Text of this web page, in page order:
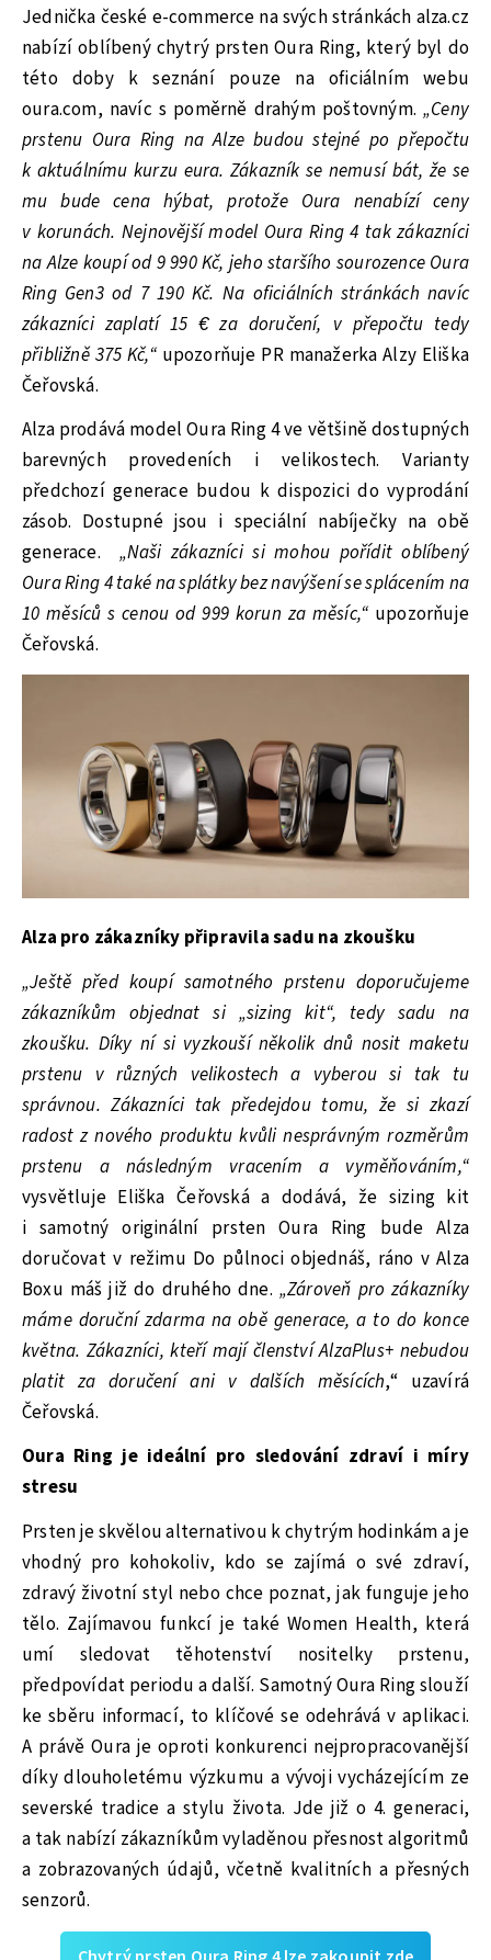
Jednička české e-commerce na svých stránkách alza.cz
nabízí oblíbený chytrý prsten Oura Ring, který byl do
této doby k seznání pouze na oficiálním webu
oura.com, navíc s poměrně drahým poštovným. „Ceny
prstenu Oura Ring na Alze budou stejné po přepočtu
k aktuálnímu kurzu eura. Zákazník se nemusí bát, že se
mu bude cena hýbat, protože Oura nenabízí ceny
v korunách. Nejnovější model Oura Ring 4 tak zákazníci
na Alze koupí od 9 990 Kč, jeho staršího sourozence Oura
Ring Gen3 od 7 190 Kč. Na oficiálních stránkách navíc
zákazníci zaplatí 15 € za doručení, v přepočtu tedy
přibližně 375 Kč,“upozorňuje PR manažerka Alzy Eliška
Čeřovská.
Alza prodává model Oura Ring 4 ve většině dostupných
barevných provedeních i velikostech. Varianty
předchozí generace budou k dispozici do vyprodání
zásob. Dostupné jsou i speciální nabíječky na obě
generace.
„Naši zákazníci si mohou pořídit oblíbený
Oura Ring 4 také na splátky bez navýšení se splácením na
10 měsíců s cenou od 999 korun za měsíc,“ upozorňuje
Čeřovská.
Alza pro zákazníky připravila sadu na zkoušku
„Ještě před koupí samotného prstenu doporučujeme
zákazníkům objednat si „sizing kit“, tedy sadu na
zkoušku. Díky ní si vyzkouší několik dnů nosit maketu
prstenu v různých velikostech a vyberou si tak tu
správnou. Zákazníci tak předejdou tomu, že si zkazí
radost z nového produktu kvůli nesprávným rozměrům
prstenu a následným vracením a vyměňováním,“
vysvětluje Eliška Čeřovská a dodává, že sizing kit
i samotný originální prsten Oura Ring bude Alza
doručovat v režimu Do půlnoci objednáš, ráno v Alza
Boxu máš již do druhého dne. „Zároveň pro zákazníky
máme doruční zdarma na obě generace, a to do konce
května. Zákazníci, kteří mají členství AlzaPlus+ nebudou
platit za doručení ani v dalších měsících,“ uzavírá
Čeřovská.
Oura Ring je ideální pro sledování zdraví i míry
stresu
Prsten je skvělou alternativou k chytrým hodinkám a je
vhodný pro kohokoliv, kdo se zajímá o své zdraví,
zdravý životní styl nebo chce poznat, jak funguje jeho
tělo. Zajímavou funkcí je také Women Health, která
umí sledovat těhotenství nositelky prstenu,
předpovídat periodu a další. Samotný Oura Ring slouží
ke sběru informací, to klíčové se odehrává v aplikaci.
A právě Oura je oproti konkurenci nejpropracovanější
díky dlouholetému výzkumu a vývoji vycházejícím ze
severské tradice a stylu života. Jde již o 4. generaci,
a tak nabízí zákazníkům vyladěnou přesnost algoritmů
a zobrazovaných údajů, včetně kvalitních a přesných
senzorů.